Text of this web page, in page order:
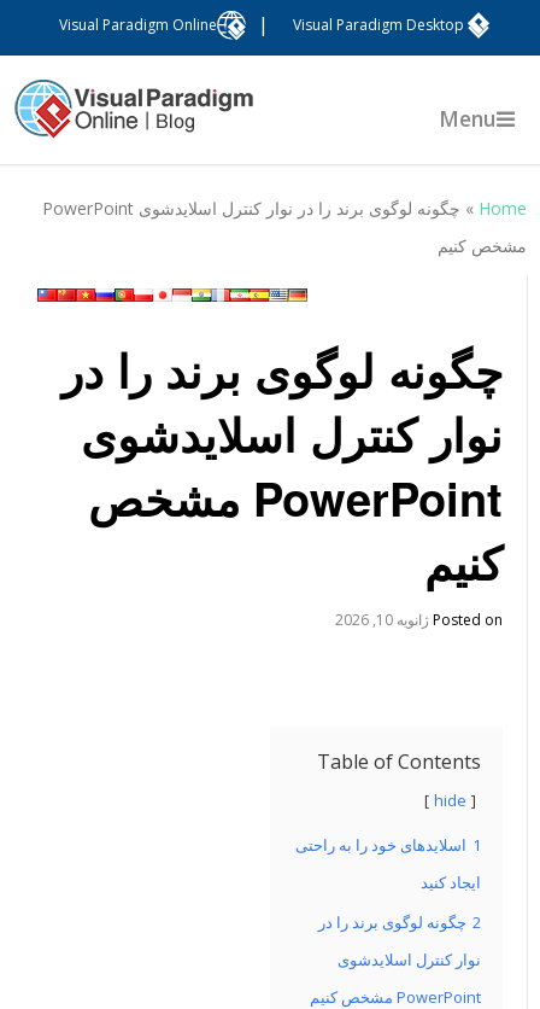
Visual Paradigm Desktop
Visual Paradigm Online
Menu
Home
»
چگونه لوگوی برند را در نوار کنترل اسلایدشوی PowerPoint
مشخص کنیم
چگونه لوگوی برند را در
نوار کنترل اسلایدشوی
PowerPoint مشخص
کنیم
Posted onژانویه 10, 2026
Table of Contents
hide
اسلایدهای خود را به راحتی
ایجاد کنید
چگونه لوگوی برند را در
نوار کنترل اسلایدشوی
PowerPoint مشخص کنیم